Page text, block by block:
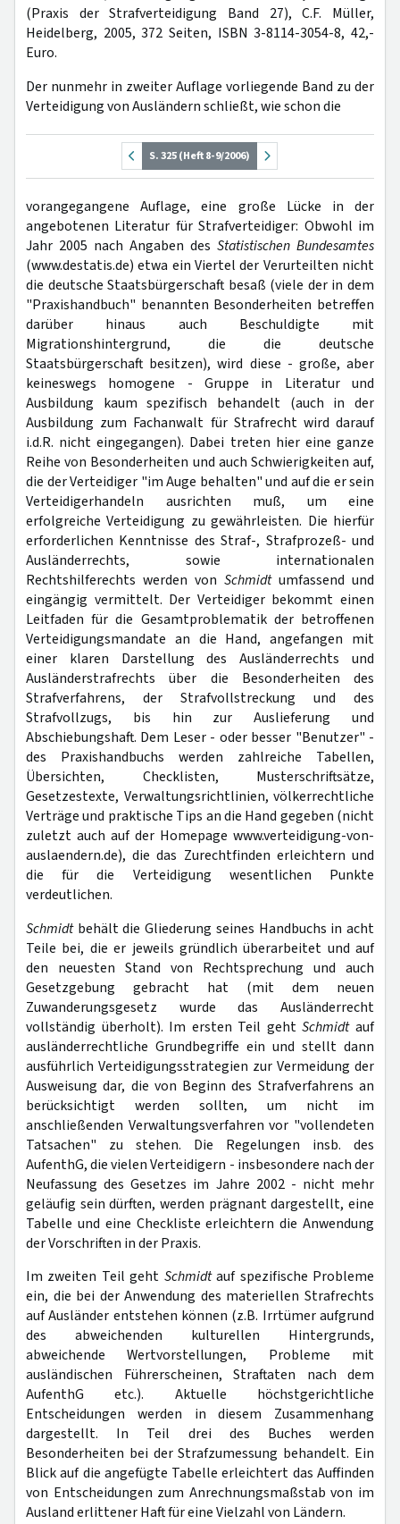
(Praxis der Strafverteidigung Band 27), C.F. Müller,
Heidelberg, 2005, 372 Seiten, ISBN 3-8114-3054-8, 42,-
Euro.
Der nunmehr in zweiter Auflage vorliegende Band zu der
Verteidigung von Ausländern schließt, wie schon die
S. 325 (Heft 8-9/2006)
vorangegangene Auflage, eine große Lücke in der
angebotenen Literatur für Strafverteidiger: Obwohl im
Jahr 2005 nach Angaben des Statistischen Bundesamtes
(www.destatis.de) etwa ein Viertel der Verurteilten nicht
die deutsche Staatsbürgerschaft besaß (viele der in dem
"Praxishandbuch" benannten Besonderheiten betreffen
darüber hinaus auch Beschuldigte mit
Migrationshintergrund, die die deutsche
Staatsbürgerschaft besitzen), wird diese - große, aber
keineswegs homogene - Gruppe in Literatur und
Ausbildung kaum spezifisch behandelt (auch in der
Ausbildung zum Fachanwalt für Strafrecht wird darauf
i.d.R. nicht eingegangen). Dabei treten hier eine ganze
Reihe von Besonderheiten und auch Schwierigkeiten auf,
die der Verteidiger "im Auge behalten" und auf die er sein
Verteidigerhandeln ausrichten muß, um eine
erfolgreiche Verteidigung zu gewährleisten. Die hierfür
erforderlichen Kenntnisse des Straf-, Strafprozeß- und
Ausländerrechts, sowie internationalen
Rechtshilferechts werden von Schmidtumfassend und
eingängig vermittelt. Der Verteidiger bekommt einen
Leitfaden für die Gesamtproblematik der betroffenen
Verteidigungsmandate an die Hand, angefangen mit
einer klaren Darstellung des Ausländerrechts und
Ausländerstrafrechts über die Besonderheiten des
Strafverfahrens, der Strafvollstreckung und des
Strafvollzugs, bis hin zur Auslieferung und
Abschiebungshaft. Dem Leser - oder besser "Benutzer" -
des Praxishandbuchs werden zahlreiche Tabellen,
Übersichten, Checklisten, Musterschriftsätze,
Gesetzestexte, Verwaltungsrichtlinien, völkerrechtliche
Verträge und praktische Tips an die Hand gegeben (nicht
zuletzt auch auf der Homepage www.verteidigung-von-
auslaendern.de), die das Zurechtfinden erleichtern und
die für die Verteidigung wesentlichen Punkte
verdeutlichen.
Schmidt behält die Gliederung seines Handbuchs in acht
Teile bei, die er jeweils gründlich überarbeitet und auf
den neuesten Stand von Rechtsprechung und auch
Gesetzgebung gebracht hat (mit dem neuen
Zuwanderungsgesetz wurde das Ausländerrecht
vollständig überholt). Im ersten Teil gehtSchmidtauf
ausländerrechtliche Grundbegriffe ein und stellt dann
ausführlich Verteidigungsstrategien zur Vermeidung der
Ausweisung dar, die von Beginn des Strafverfahrens an
berücksichtigt werden sollten, um nicht im
anschließenden Verwaltungsverfahren vor "vollendeten
Tatsachen" zu stehen. Die Regelungen insb. des
AufenthG, die vielen Verteidigern - insbesondere nach der
Neufassung des Gesetzes im Jahre 2002 - nicht mehr
geläufig sein dürften, werden prägnant dargestellt, eine
Tabelle und eine Checkliste erleichtern die Anwendung
der Vorschriften in der Praxis.
Im zweiten Teil geht Schmidtauf spezifische Probleme
ein, die bei der Anwendung des materiellen Strafrechts
auf Ausländer entstehen können (z.B. Irrtümer aufgrund
des abweichenden kulturellen Hintergrunds,
abweichende Wertvorstellungen, Probleme mit
ausländischen Führerscheinen, Straftaten nach dem
AufenthG etc.). Aktuelle höchstgerichtliche
Entscheidungen werden in diesem Zusammenhang
dargestellt. In Teil drei des Buches werden
Besonderheiten bei der Strafzumessung behandelt. Ein
Blick auf die angefügte Tabelle erleichtert das Auffinden
von Entscheidungen zum Anrechnungsmaßstab von im
Ausland erlittener Haft für eine Vielzahl von Ländern.